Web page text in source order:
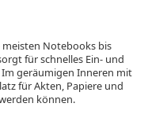
meisten Notebooks bis
für schnelles Ein- und
Im geräumigen Inneren mit
für Akten, Papiere und
können.